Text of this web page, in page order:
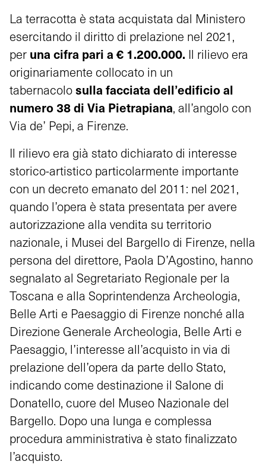
La terracotta è stata acquistata dal Ministero
esercitando il diritto di prelazione nel 2021,
per una cifra pari a € 1.200.000. Il rilievo era
originariamente collocato in un
tabernacolosulla facciata dell’edificio al
numero 38 di Via Pietrapiana, all’angolo con
Via de’ Pepi, a Firenze.
Il rilievo era già stato dichiarato di interesse
storico-artistico particolarmente importante
con un decreto emanato del 2011: nel 2021,
quando l’opera è stata presentata per avere
autorizzazione alla vendita su territorio
nazionale, i Musei del Bargello di Firenze, nella
persona del direttore, Paola D’Agostino, hanno
segnalato al Segretariato Regionale per la
Toscana e alla Soprintendenza Archeologia,
Belle Arti e Paesaggio di Firenze nonché alla
Direzione Generale Archeologia, Belle Arti e
Paesaggio, l’interesse all’acquisto in via di
prelazione dell’opera da parte dello Stato,
indicando come destinazione il Salone di
Donatello, cuore del Museo Nazionale del
Bargello. Dopo una lunga e complessa
procedura amministrativa è stato finalizzato
l’acquisto.